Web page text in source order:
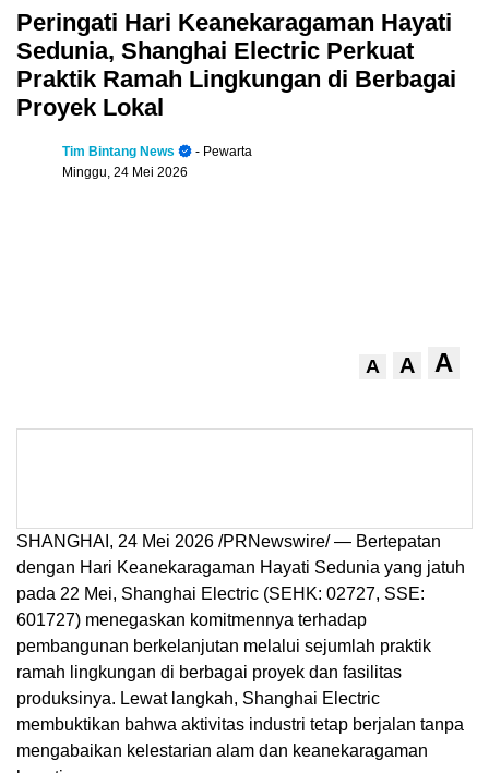
Peringati Hari Keanekaragaman Hayati
Sedunia, Shanghai Electric Perkuat
Praktik Ramah Lingkungan di Berbagai
Proyek Lokal
Tim Bintang News
- Pewarta
Minggu, 24 Mei 2026
A A A
SHANGHAI, 24 Mei 2026 /PRNewswire/ — Bertepatan
dengan Hari Keanekaragaman Hayati Sedunia yang jatuh
pada 22 Mei, Shanghai Electric (SEHK: 02727, SSE:
601727) menegaskan komitmennya terhadap
pembangunan berkelanjutan melalui sejumlah praktik
ramah lingkungan di berbagai proyek dan fasilitas
produksinya. Lewat langkah, Shanghai Electric
membuktikan bahwa aktivitas industri tetap berjalan tanpa
mengabaikan kelestarian alam dan keanekaragaman